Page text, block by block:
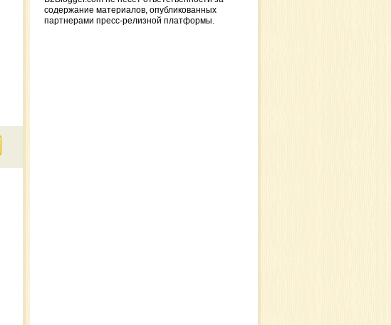
содержание материалов, опубликованных
партнерами пресс-релизной платформы.